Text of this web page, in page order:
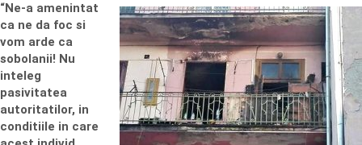
“Ne-a amenintat
ca ne da foc si
vom arde ca
sobolanii! Nu
inteleg
pasivitatea
autoritatilor, in
conditiile in care